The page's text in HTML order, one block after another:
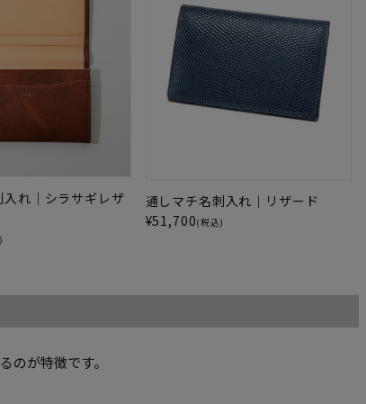
入れ｜シラサギレザ
通しマチ名刺入れ｜リザード
¥51,700(税込)
のが特徴です。